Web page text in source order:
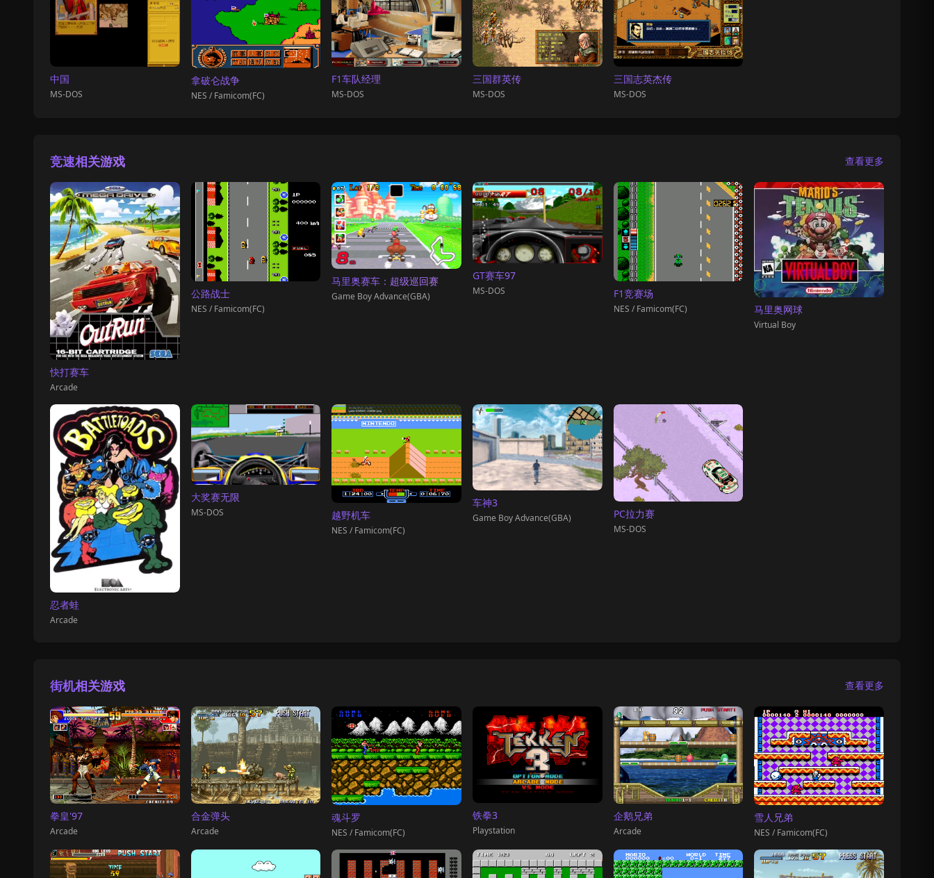
中国
MS-DOS
拿破仑战争
NES / Famicom(FC)
F1车队经理
MS-DOS
三国群英传
MS-DOS
三国志英杰传
MS-DOS
竞速相关游戏 查看更多
快打赛车
Arcade
公路战士
NES / Famicom(FC)
马里奥赛车：超级巡回赛
Game Boy Advance(GBA)
GT赛车97
MS-DOS F1竞赛场
NES / Famicom(FC) 马里奥网球
Virtual Boy
忍者蛙
Arcade
大奖赛无限
MS-DOS 越野机车
NES / Famicom(FC)
车神3
Game Boy Advance(GBA) PC拉力赛
MS-DOS
街机相关游戏 查看更多
拳皇'97
Arcade
合金弹头
Arcade
魂斗罗
NES / Famicom(FC)
铁拳3
Playstation
企鹅兄弟
Arcade
雪人兄弟
NES / Famicom(FC)